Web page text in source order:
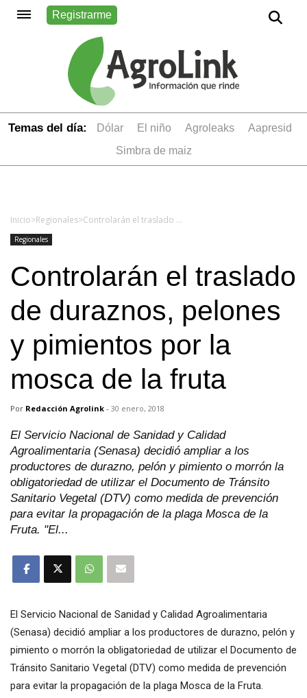
Registrarme
Temas del día: dólar el niño Agroleaks
aapresid
simbra de maiz
Inicio>Regionales> Controlarán el traslado de duraznos, pelones y pimientos por la mosca de la fruta
Regionales
Controlarán el traslado
de duraznos, pelones
y pimientos por la
mosca de la fruta
Por Redacción Agrolink - 30 enero, 2018
El Servicio Nacional de Sanidad y Calidad
Agroalimentaria (Senasa) decidió ampliar a los
productores de durazno, pelón y pimiento o morrón la
obligatoriedad de utilizar el Documento de Tránsito
Sanitario Vegetal (DTV) como medida de prevención
para evitar la propagación de la plaga Mosca de la
Fruta. "El...
El Servicio Nacional de Sanidad y Calidad Agroalimentaria
(Senasa) decidió ampliar a los productores de durazno, pelón y
pimiento o morrón la obligatoriedad de utilizar el Documento de
Tránsito Sanitario Vegetal (DTV) como medida de prevención
para evitar la propagación de la plaga Mosca de la Fruta.